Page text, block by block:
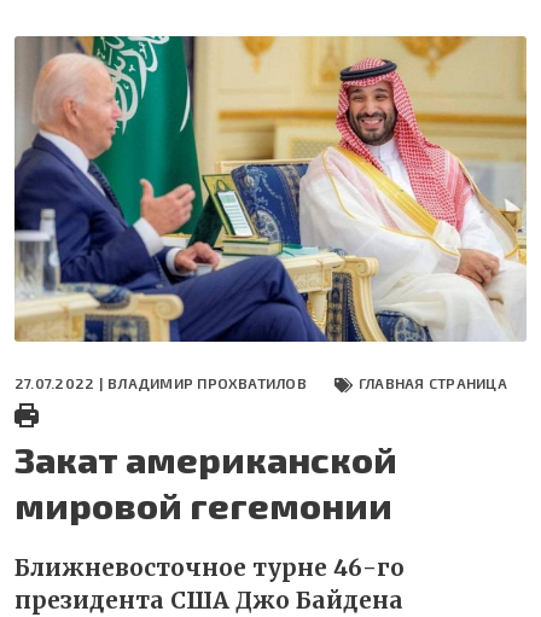
основному
содержанию
27.07.2022 | ВЛАДИМИР ПРОХВАТИЛОВ ГЛАВНАЯ СТРАНИЦА
Закат американской
мировой гегемонии
Ближневосточное турне 46-го
президента США Джо Байдена